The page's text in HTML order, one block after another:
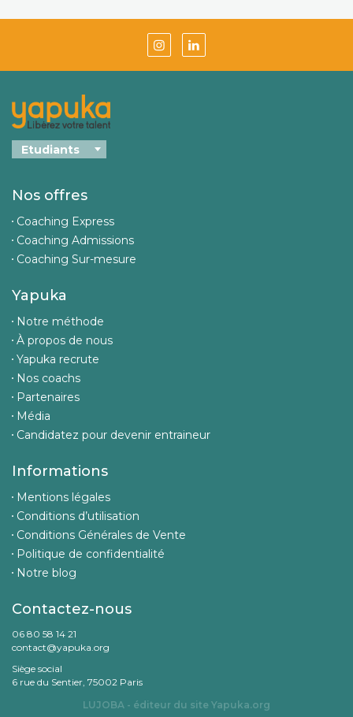
Nos offres
Coaching Express
Coaching Admissions
Coaching Sur-mesure
Yapuka
Notre méthode
À propos de nous
Yapuka recrute
Nos coachs
Partenaires
Média
Candidatez pour devenir entraineur
Informations
Mentions légales
Conditions d’utilisation
Conditions Générales de Vente
Politique de confidentialité
Notre blog
Contactez-nous
06 80 58 14 21
contact@yapuka.org
Siège social
6 rue du Sentier, 75002 Paris
LUJOBA - éditeur du site Yapuka.org